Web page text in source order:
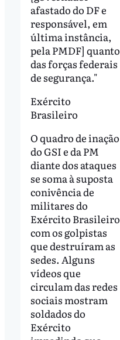
afastado do DF e
responsável, em
última instância,
pela PMDF] quanto
das forças federais
de segurança."
Exército
Brasileiro
O quadro de inação
do GSI e da PM
diante dos ataques
se soma à suposta
conivência de
militares do
Exército Brasileiro
com os golpistas
que destruíram as
sedes. Alguns
vídeos que
circulam das redes
sociais mostram
soldados do
Exército